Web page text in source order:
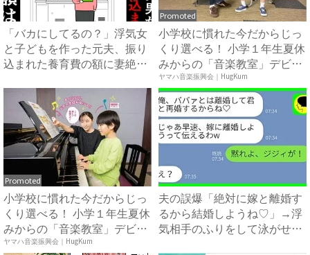
「バカにしてるの？」浮気女
と子どもを作った元夫、振り
込まれた養育費の額に妻絶句
Promoted
小学校に慣れた今だからじっ
くり選べる！ 小学１年生夏休
みからの「音楽教室」デビ
ュ...
ヤマハ音楽振興会｜HugKum
Promoted
小学校に慣れた今だからじっ
くり選べる！ 小学１年生夏休
みからの「音楽教室」デビ
ュ...
ヤマハ音楽振興会｜HugKum
夫の誤爆「絶対に嫁と離婚す
るから結婚しようね♡」→浮
気相手のふりをして泳がせて